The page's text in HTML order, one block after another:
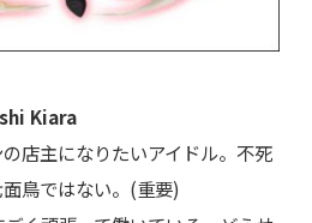
Kiara
店主になりたいアイドル。不死
鳥ではない。(重要)